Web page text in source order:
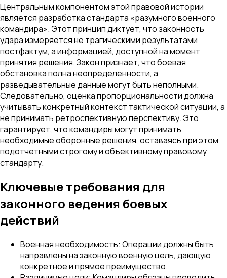
Центральным компонентом этой правовой истории
является разработка стандарта «разумного военного
командира». Этот принцип диктует, что законность
удара измеряется не трагическими результатами
постфактум, а информацией, доступной на момент
принятия решения. Закон признает, что боевая
обстановка полна неопределенности, а
разведывательные данные могут быть неполными.
Следовательно, оценка пропорциональности должна
учитывать конкретный контекст тактической ситуации, а
не принимать ретроспективную перспективу. Это
гарантирует, что командиры могут принимать
необходимые оборонные решения, оставаясь при этом
подотчетными строгому и объективному правовому
стандарту.
Ключевые требования для
законного ведения боевых
действий
Военная необходимость: Операции должны быть
направлены на законную военную цель, дающую
конкретное и прямое преимущество.